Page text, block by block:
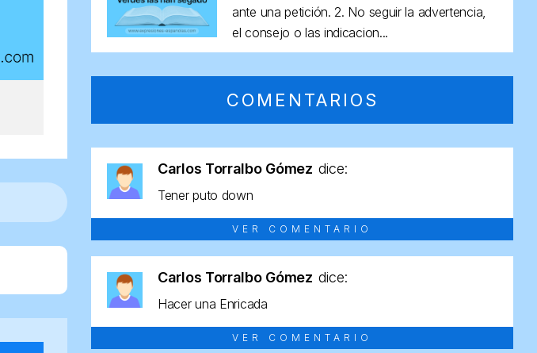
ante una petición. 2. No seguir la advertencia,
el consejo o las indicacion...
COMENTARIOS
Carlos Torralbo Gómez dice:
Tener puto down
VER COMENTARIO
Carlos Torralbo Gómez dice:
Hacer una Enricada
VER COMENTARIO